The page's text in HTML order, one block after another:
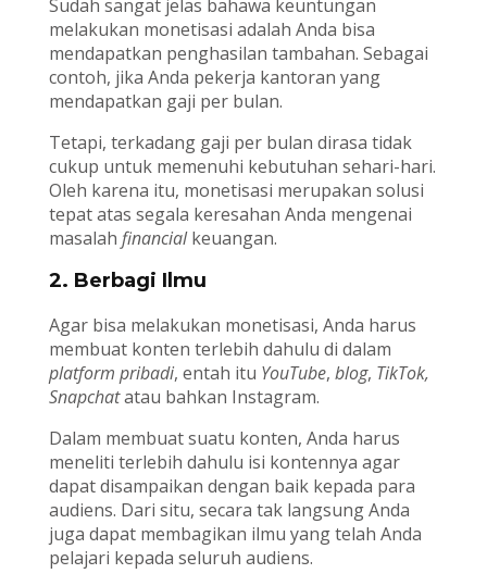
Sudah sangat jelas bahawa keuntungan
melakukan monetisasi adalah Anda bisa
mendapatkan penghasilan tambahan. Sebagai
contoh, jika Anda pekerja kantoran yang
mendapatkan gaji per bulan.
Tetapi, terkadang gaji per bulan dirasa tidak
cukup untuk memenuhi kebutuhan sehari-hari.
Oleh karena itu, monetisasi merupakan solusi
tepat atas segala keresahan Anda mengenai
masalah financialkeuangan.
2. Berbagi Ilmu
Agar bisa melakukan monetisasi, Anda harus
membuat konten terlebih dahulu di dalam
platform pribadi, entah itu YouTube, blog, TikTok,
Snapchatatau bahkan Instagram.
Dalam membuat suatu konten, Anda harus
meneliti terlebih dahulu isi kontennya agar
dapat disampaikan dengan baik kepada para
audiens. Dari situ, secara tak langsung Anda
juga dapat membagikan ilmu yang telah Anda
pelajari kepada seluruh audiens.